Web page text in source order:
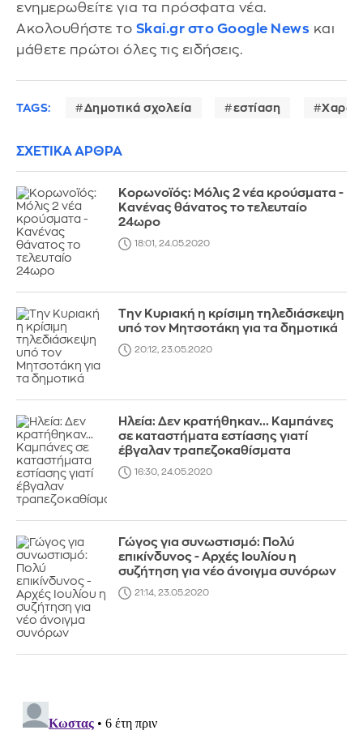
ενημερωθείτε για τα πρόσφατα νέα.
Ακολουθήστε το Skai.gr στο Google News και
μάθετε πρώτοι όλες τις ειδήσεις.
TAGS: Δημοτικά σχολεία εστίαση
ΣΧΕΤΙΚΑ ΑΡΘΡΑ
Κορωνοϊός: Μόλις 2 νέα κρούσματα -
Κανένας θάνατος το τελευταίο
24ωρο
18:01, 24.05.2020
Την Κυριακή η κρίσιμη τηλεδιάσκεψη
υπό τον Μητσοτάκη για τα δημοτικά
20:12, 23.05.2020
Ηλεία: Δεν κρατήθηκαν... Καμπάνες
σε καταστήματα εστίασης γιατί
έβγαλαν τραπεζοκαθίσματα
16:30, 24.05.2020
Γώγος για συνωστισμό: Πολύ
επικίνδυνος - Αρχές Ιουλίου η
συζήτηση για νέο άνοιγμα συνόρων
21:14, 23.05.2020